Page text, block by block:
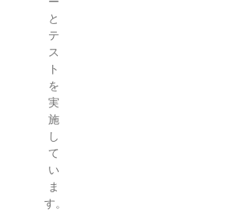
と
テ
ス
ト
を
実
施
し
て
い
ま
す。